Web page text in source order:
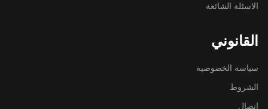
الاسئلة الشائعة
القانوني
سياسة الخصوصية
الشروط
اتصال